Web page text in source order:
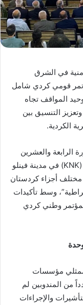
في الشرق
قومي كردي شامل
المواقف تجاه
التنسيق بين
الكردية.
الرابعة والعشرين
للجمعية العامة للمؤتمر القومي الكردستاني (KNK) في مدينة فينلو
من 300 مندوب من مختلف أجزاء كردستان
وسط تأكيدات
وطني كردي
مؤسسات
من المندوبين لم
والإجراءات